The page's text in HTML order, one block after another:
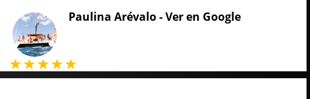
Paulina Arévalo -Ver en Google